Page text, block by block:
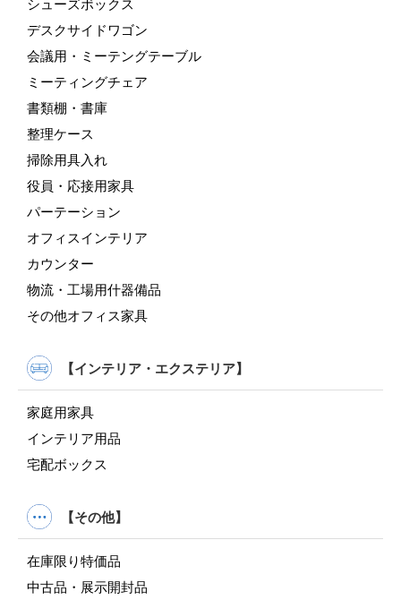
シューズボックス
デスクサイドワゴン
会議用・ミーテングテーブル
ミーティングチェア
書類棚・書庫
整理ケース
掃除用具入れ
役員・応接用家具
パーテーション
オフィスインテリア
カウンター
物流・工場用什器備品
その他オフィス家具
【インテリア・エクステリア】
家庭用家具
インテリア用品
宅配ボックス
【その他】
在庫限り特価品
中古品・展示開封品